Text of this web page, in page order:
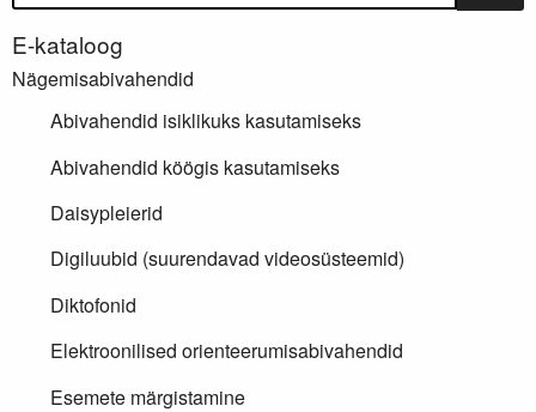
E-kataloog
Nägemisabivahendid
Abivahendid isiklikuks kasutamiseks
Abivahendid köögis kasutamiseks
Daisypleierid
Digiluubid (suurendavad videosüsteemid)
Diktofonid
Elektroonilised orienteerumisabivahendid
Esemete märgistamine